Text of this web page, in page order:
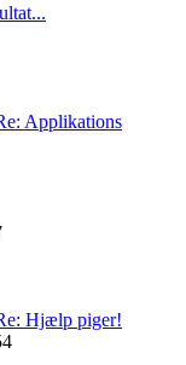
Applikations
Hjælp piger!